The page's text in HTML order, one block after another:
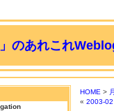
」のあれこれ
HOME >
« 2003-02